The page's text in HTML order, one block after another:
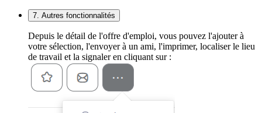
7. Autres fonctionnalités
Depuis le détail de l'offre d'emploi, vous pouvez l'ajouter à
votre sélection, l'envoyer à un ami, l'imprimer, localiser le lieu
de travail et la signaler en cliquant sur :